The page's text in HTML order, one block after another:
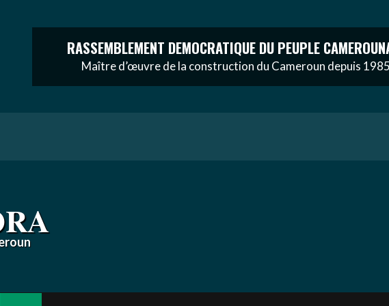
RASSEMBLEMENT DEMOCRATIQUE DU PEUPLE
Maître d’œuvre de la construction du Cameroun depuis 1985